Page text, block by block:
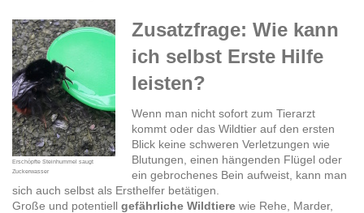
Erschöpfte Steinhummel saugt
Zuckerwasser
Zusatzfrage: Wie kann
ich selbst Erste Hilfe
leisten?
Wenn man nicht sofort zum Tierarzt
kommt oder das Wildtier auf den ersten
Blick keine schweren Verletzungen wie
Blutungen, einen hängenden Flügel oder
ein gebrochenes Bein aufweist, kann man
sich auch selbst als Ersthelfer betätigen.
Große und potentiell gefährliche Wildtiere wie Rehe, Marder,